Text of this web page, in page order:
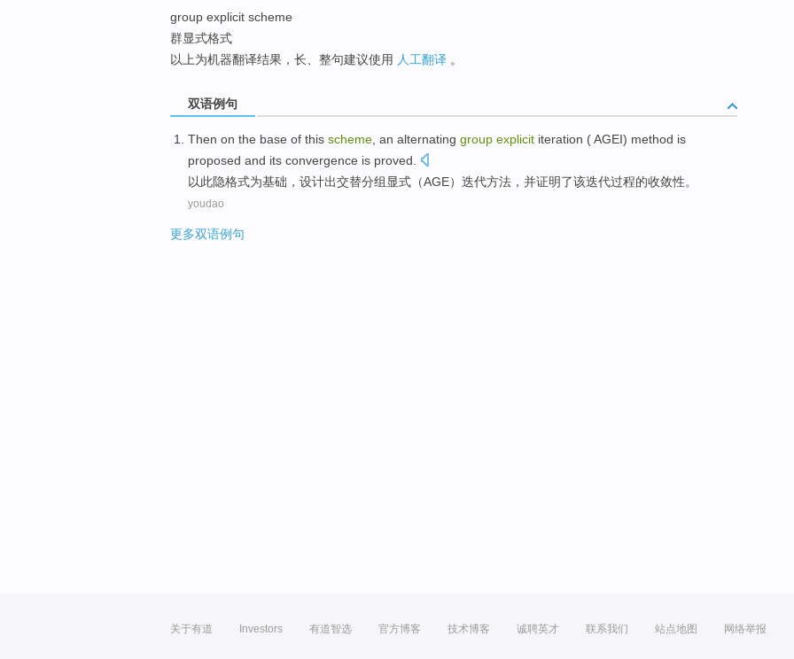
group explicit scheme
群显式格式
以上为机器翻译结果，长、整句建议使用 人工翻译 。
双语例句
Then on the base of this scheme , an alternating group explicit iteration (AGEI) method is
proposed and its convergence is proved
以此隐格式为基础 ，设计出交替分组显式 （AGE） 迭代方法 ， 并证明了该迭代过程的收敛性。
youdao
更多双语例句
关于有道 Investors 有道智选 官方博客 技术博客 诚聘英才 联系我们 站点地图 网络举报